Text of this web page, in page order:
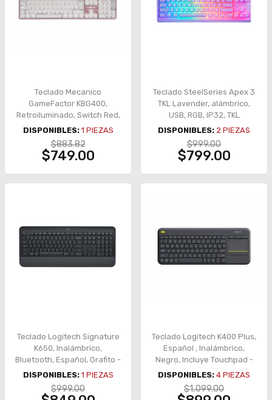
Teclado Mecanico
GameFactor KBG400,
Retroiluminado, Switch Red,
USB, Rosa - KBG400-PK-RD
DISPONIBLES: 1 PIEZAS
$883.82
$749.00
Teclado SteelSeries Apex 3
TKL Lavender, alámbrico,
USB, RGB, IP32, TKL
DISPONIBLES: 2 PIEZAS
$999.00
$799.00
Teclado Logitech Signature
K650, Inalámbrico,
Bluetooth, Español, Grafito -
920-010910
DISPONIBLES: 1 PIEZAS
$999.00
Teclado Logitech K400 Plus,
Español , Inalámbrico,
Negro, Incluye Touchpad -
920-007123
DISPONIBLES: 4 PIEZAS
$1,099.00